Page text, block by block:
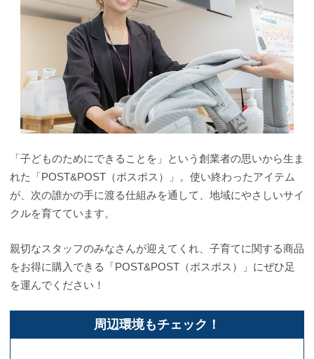
「子どものためにできることを」という創業者の思いから生ま
れた「POST&POST（ポスポス）」。使い終わったアイテム
が、次の誰かの手に渡る仕組みを通して、地域にやさしいサイ
クルを育てています。
親切なスタッフのみなさんが迎えてくれ、子育てに関する商品
をお得に購入できる「POST&POST（ポスポス）」にぜひ足
を運んでください！
周辺環境もチェック！